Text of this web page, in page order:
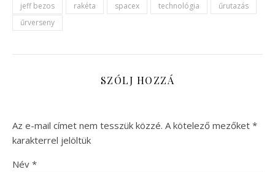
jeff bezos
rakéta spacex technológia
űrutazás
űrverseny
SZÓLJ HOZZÁ
Az e-mail címet nem tesszük közzé. A kötelező mezőket *
karakterrel jelöltük
Név *